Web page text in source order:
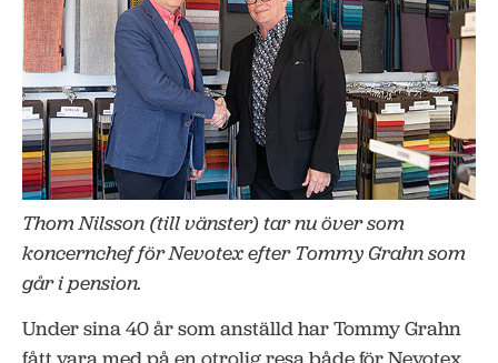
Thom Nilsson (till vänster) tar nu över som
koncernchef för Nevotex efter Tommy Grahn som
går i pension.
Under sina 40 år som anställd har Tommy Grahn